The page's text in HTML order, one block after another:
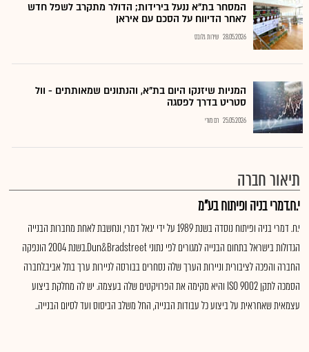
המסחר בת"א ננעל בירידות; הדולר מתקרב לשפל חדש
לאחר הדיווח על הסכם עם איראן
28.05.2026 שירות גלובס
המניות שיזנקו היום בת"א, והנתונים שמאותתים - וול
סטריט בדרך לפסגה
25.05.2026 רם מורי
תיאור חברה
י.ח.דמרי בניה ופיתוח בע"מ
י.ח. דמרי בניה ופיתוח נוסדה בשנת 1989 על ידי יגאל דמרי, ונחשבת לאחת מחברות הבנייה
הגדולות בישראל בתחום הבנייה למגורים לפי נתוני Dun&Bradstreet.בשנת 2004 הונפקה
החברה והפכה לציבורית וניירות הערך שלה נסחרים בבורסה לניירות ערך בתל אביב.לחברה
הסמכה לתקן ISO 9002 והיא מקימה את הפרויקטים שלה בעצמה. יש לה מחלקת ביצוע
עצמאית שאחראית על ביצוע כל עבודות הבנייה, החל משלב הביסוס ועד לסיום הבנייה..